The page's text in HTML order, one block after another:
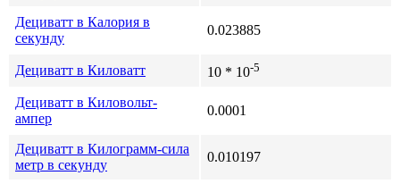
Дециватт в Калория в
секунду
0.023885
Дециватт в Киловатт 10 * 10-5
Дециватт в Киловольт-
ампер
0.0001
Дециватт в Килограмм-сила
метр в секунду
0.010197